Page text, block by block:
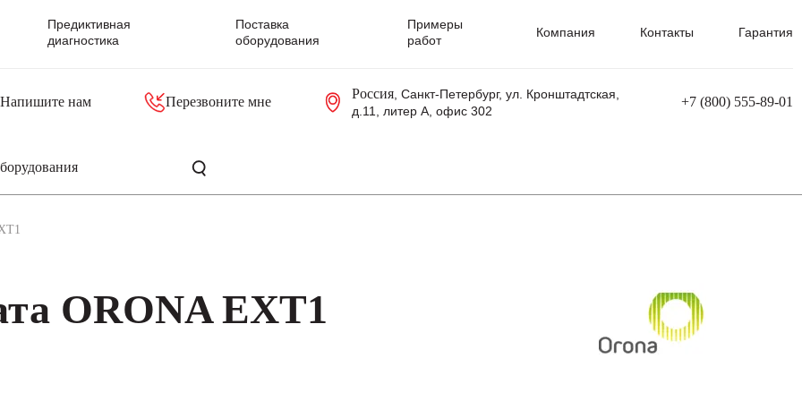
Предиктивная
диагностика
Поставка
оборудования
Примеры
работ
Компания Контакты Гарантия
Напишите нам Перезвоните мне
Россия, Санкт-Петербург, ул. Кронштадтская,
д.11, литер А, офис 302
+7 (800) 555-89-01
ORONA EXT1